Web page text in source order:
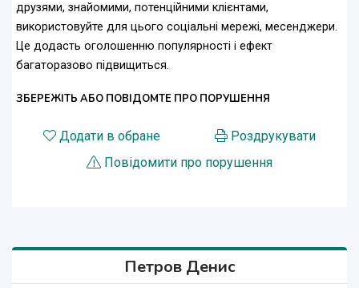
друзями, знайомими, потенційними клієнтами,
використовуйте для цього соціальні мережі, месенджери.
Це додасть оголошенню популярності і ефект
багаторазово підвищиться.
ЗБЕРЕЖІТЬ АБО ПОВІДОМТЕ ПРО ПОРУШЕННЯ
Додати в обране
Роздрукувати
Повідомити про порушення
Петров Денис